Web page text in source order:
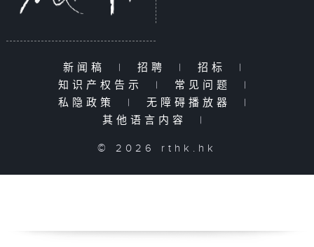
新闻稿 | 招聘 | 招标
|
知识产权告示
| 常见问题
|
私隐政策
| 无障碍播放器
|
其他语言内容
|
© 2026 rthk.hk